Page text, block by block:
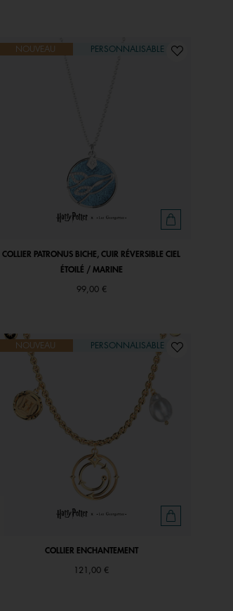
NOUVEAU PERSONNALISABLE
COLLIER PATRONUS BICHE, CUIR RÉVERSIBLE CIEL
ÉTOILÉ / MARINE
99,00 €
NOUVEAU PERSONNALISABLE
COLLIER ENCHANTEMENT
121,00 €